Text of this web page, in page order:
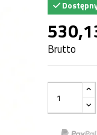
Brutto